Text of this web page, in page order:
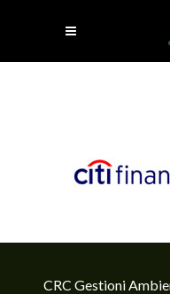
CRC Gestioni